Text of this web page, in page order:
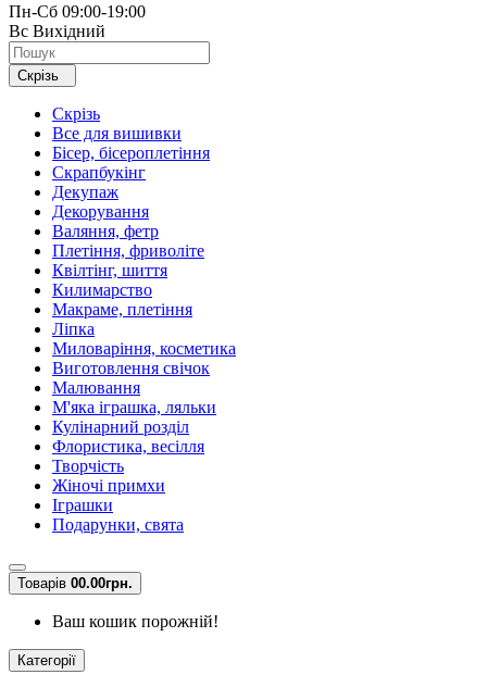
Пн-Сб 09:00-19:00
Вс Вихідний
Скрізь
Скрізь
Все для вишивки
Бісер, бісероплетіння
Скрапбукінг
Декупаж
Декорування
Валяння, фетр
Плетіння, фриволіте
Квілтінг, шиття
Килимарство
Макраме, плетіння
Ліпка
Миловаріння, косметика
Виготовлення свічок
Малювання
М'яка іграшка, ляльки
Кулінарний розділ
Флористика, весілля
Творчість
Жіночі примхи
Іграшки
Подарунки, свята
Товарів 00.00грн.
Ваш кошик порожній!
Категорії